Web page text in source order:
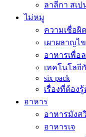
ลาลีกา สเป
ไม่หมู
ความเชื่อผิ
เผาผลาญไ
อาหารเพื่อ
เทคโนโลยี
six pack
เรื่องที่ต้อง
อาหาร
อาหารมังส
อาหารเจ